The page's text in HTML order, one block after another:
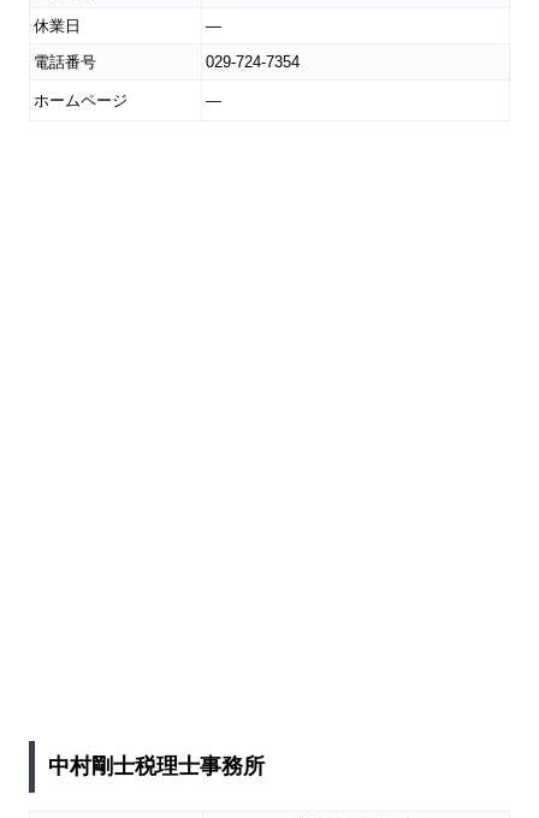
休業日
―
電話番号
029-724-7354
ホームページ ―
中村剛士税理士事務所